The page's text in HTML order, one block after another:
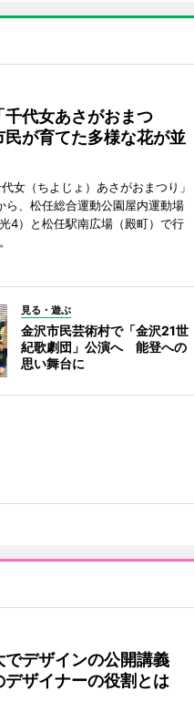
千代女あさがおまつ
が育てた多様な花が並
女（ちよじょ）あさがおまつり」
ら、松任総合運動公園屋内運動場
光4）と松任駅南広場（殿町）で行
見る・遊ぶ
金沢市民芸術村で「金沢21世
紀歌劇団」公演へ 能登への
思い舞台に
でデザインの公開講義
デザイナーの役割とは